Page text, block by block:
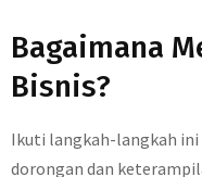
Bagaimana
Bisnis?
Ikuti langkah-langkah
dorongan dan